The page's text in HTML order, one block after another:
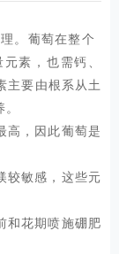
萄在整个
素，也需钙、
主要由根系从土
高，因此葡萄是
较敏感，这些元
和花期喷施硼肥